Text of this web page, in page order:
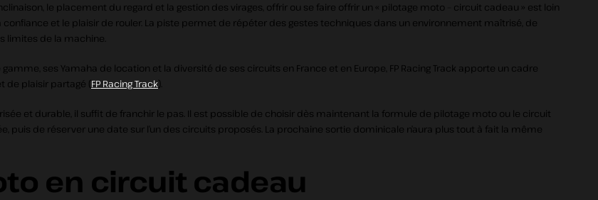
le placement du regard et la gestion des virages, offrir ou se faire offrir un « pilotage moto – circuit cadeau » est loin
confiance et le plaisir de rouler. La piste permet de répéter des gestes techniques dans un environnement maîtrisé, de
limites de la machine.
ses Yamaha de location et la diversité de ses circuits en France et en Europe, FP Racing Track apporte un cadre
de plaisir partagé (FP Racing Track).
et durable, il suffit de franchir le pas. Il est possible de choisir dès maintenant la formule de pilotage moto ou le circuit
de réserver une date sur l’un des circuits proposés. La prochaine sortie dominicale n’aura plus tout à fait la même
en circuit cadeau